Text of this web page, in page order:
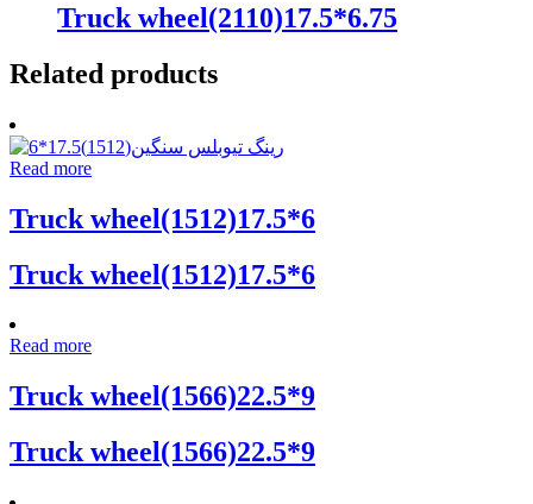
Truck wheel(2110)17.5*6.75
Related products
Read more
Truck wheel(1512)17.5*6
Truck wheel(1512)17.5*6
Read more
Truck wheel(1566)22.5*9
Truck wheel(1566)22.5*9